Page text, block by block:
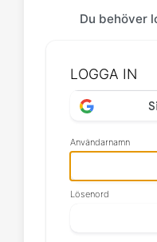
Du behöver
LOGGA IN
Användarnamn
Lösenord